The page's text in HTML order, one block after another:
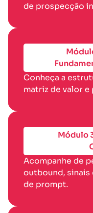
de prospecção
Conheça a
matriz de valor
Módulo
Acompanhe de
outbound, sinais
de prompt.